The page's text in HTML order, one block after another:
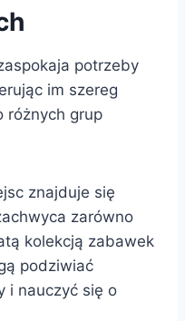
potrzeby
im szereg
różnych grup
znajduje się
zarówno
kolekcją zabawek
podziwiać
i nauczyć się o